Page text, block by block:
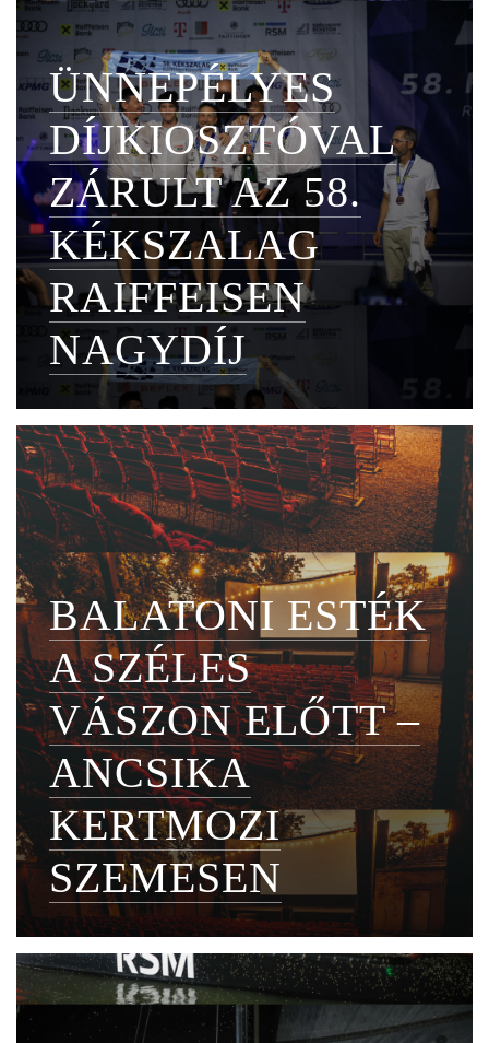
ÜNNEPÉLYES
DÍJKIOSZTÓVAL
ZÁRULT AZ 58.
KÉKSZALAG
RAIFFEISEN
NAGYDÍJ
BALATONI ESTÉK
A SZÉLES
VÁSZON ELŐTT –
ANCSIKA
KERTMOZI
SZEMESEN